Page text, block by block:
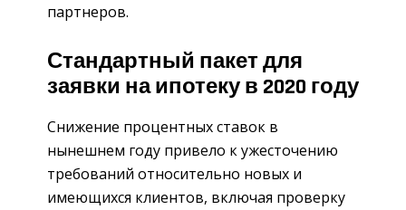
партнеров.
Стандартный пакет для
заявки на ипотеку в 2020 году
Снижение процентных ставок в
нынешнем году привело к ужесточению
требований относительно новых и
имеющихся клиентов, включая проверку